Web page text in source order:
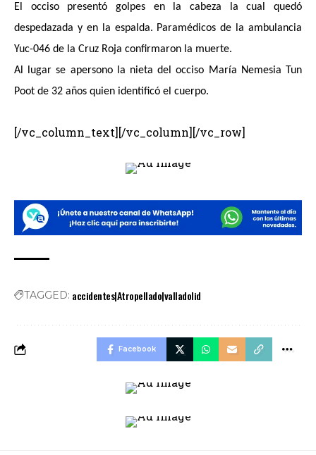
El occiso presentó golpes en la cabeza la cual quedó
despedazada y en la espalda. Paramédicos de la ambulancia
Yuc-046 de la Cruz Roja confirmaron la muerte.
Al lugar se apersono la nieta del occiso María Nemesia Tun
Poot de 32 años quien identificó el cuerpo.
[/vc_column_text][/vc_column][/vc_row]
TAGGED: accidentes|Atropellado|valladolid
Facebook